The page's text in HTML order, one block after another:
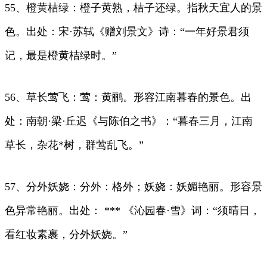
55、橙黄桔绿：橙子黄熟，桔子还绿。指秋天宜人的景
色。出处：宋·苏轼《赠刘景文》诗：“一年好景君须
记，最是橙黄桔绿时。”
56、草长莺飞：莺：黄鹂。形容江南暮春的景色。出
处：南朝·梁·丘迟《与陈伯之书》：“暮春三月，江南
草长，杂花*树，群莺乱飞。”
57、分外妖娆：分外：格外；妖娆：妖媚艳丽。形容景
色异常艳丽。出处： *** 《沁园春·雪》词：“须晴日，
看红妆素裹，分外妖娆。”